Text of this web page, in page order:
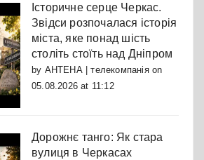
Історичне серце Черкас.
Звідси розпочалася історія
міста, яке понад шість
століть стоїть над Дніпром
by АНТЕНА | телекомпаніяon
05.08.2026 at 11:12
Дорожнє танго: Як стара
вулиця в Черкасах